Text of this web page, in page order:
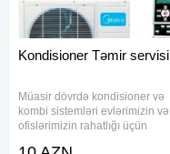
Kondisioner Təmir servisi
Müasir dövrdə kondisioner və
kombi sistemləri evlərimizin və
ofislərimizin rahatlığı üçün